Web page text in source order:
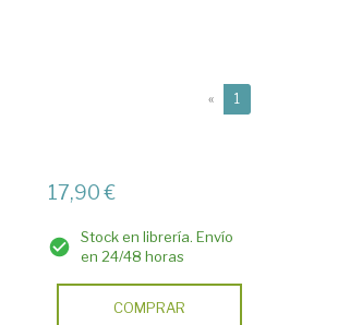
« 1
17,90 €
Stock en librería. Envío
en 24/48 horas
COMPRAR